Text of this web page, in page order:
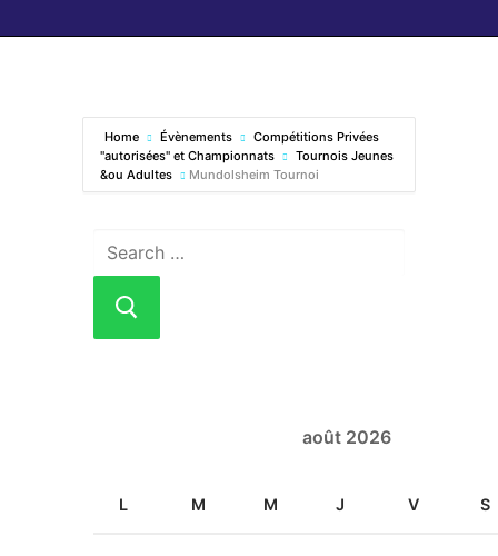
Home Évènements
Compétitions Privées
"autorisées" et Championnats
Tournois Jeunes
&ou Adultes
Mundolsheim Tournoi
août 2026
L M M J V S